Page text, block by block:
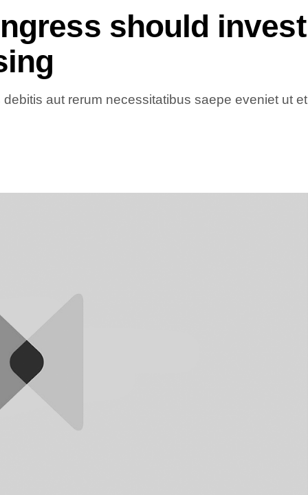
should invest
aut rerum necessitatibus saepe eveniet ut et